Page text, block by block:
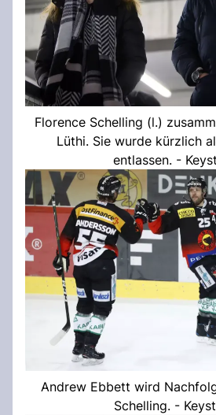
Florence Schelling (l.)
Lüthi. Sie wurde kürzlich
entlassen. -
Andrew Ebbett wird
Schelling. -